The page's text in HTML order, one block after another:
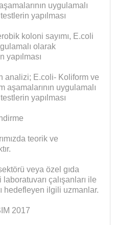
uygulamalı
yapılması
koloni sayımı, E.coli
olarak
yapılması
analizi; E.coli- Koliform ve
aşamalarının uygulamalı
yapılması
teorik ve
veya özel gıda
çalışanları ile
hedefleyen ilgili uzmanlar.
2017